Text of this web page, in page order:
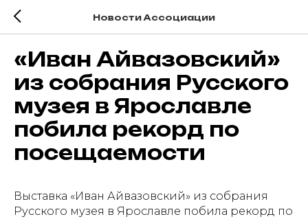
Новости Ассоциации
«Иван Айвазовский»
из собрания Русского
музея в Ярославле
побила рекорд по
посещаемости
Выставка «Иван Айвазовский» из собрания
Русского музея в Ярославле побила рекорд по